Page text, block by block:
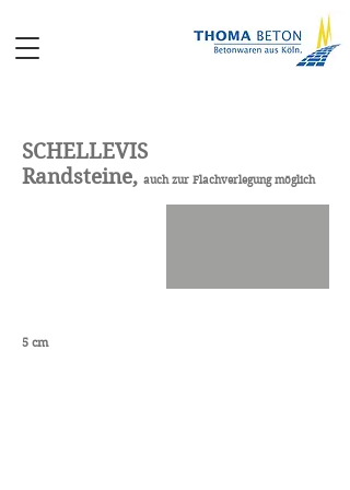
SCHELLEVIS
Randsteine, auch zur Flachverlegung möglich
5 cm